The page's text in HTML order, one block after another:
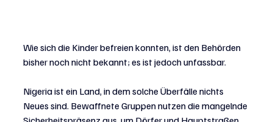
Wie sich die Kinder befreien konnten, ist den Behörden
bisher noch nicht bekannt; es ist jedoch unfassbar.
Nigeria ist ein Land, in dem solche Überfälle nichts
Neues sind. Bewaffnete Gruppen nutzen die mangelnde